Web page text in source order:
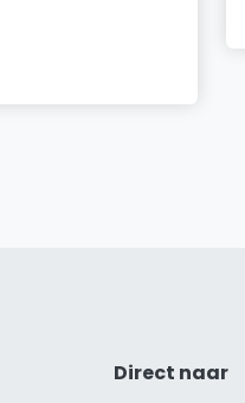
Direct naar